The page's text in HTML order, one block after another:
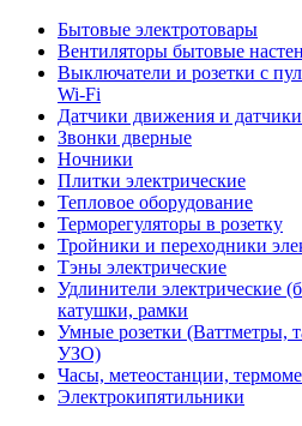
Бытовые электротовары
Вентиляторы бытовые
Выключатели и розетки с
Wi-Fi
Датчики движения и
Звонки дверные
Ночники
Плитки электрические
Тепловое оборудование
Терморегуляторы в розетку
Тройники и переходники
Тэны электрические
Удлинители электрические
катушки, рамки
Умные розетки (Ваттметры,
УЗО)
Часы, метеостанции,
Электрокипятильники